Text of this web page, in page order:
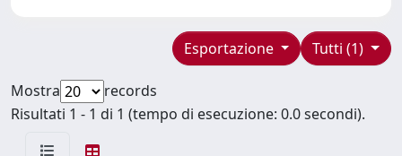
Tutti (1)
Esportazione
Mostra
records
Risultati 1 - 1 di 1 (tempo di esecuzione: 0.0 secondi).